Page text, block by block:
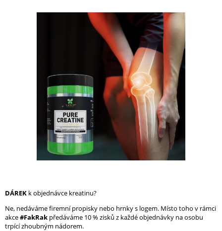
DÁREK k objednávce kreatinu?
Ne, nedáváme firemní propisky nebo hrnky s logem. Místo toho v rámci
akce#FakRak předáváme 10 % zisků z každé objednávky na osobu
trpící zhoubným nádorem.